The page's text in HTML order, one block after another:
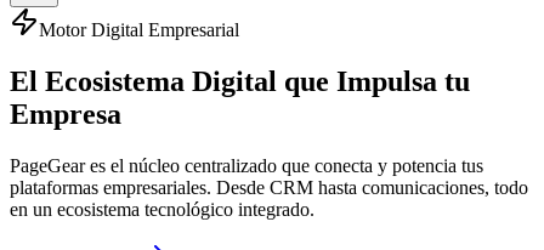
Motor Digital Empresarial
El Ecosistema Digital que Impulsa tu
Empresa
PageGear es el núcleo centralizado que conecta y potencia tus
plataformas empresariales. Desde CRM hasta comunicaciones, todo
en un ecosistema tecnológico integrado.